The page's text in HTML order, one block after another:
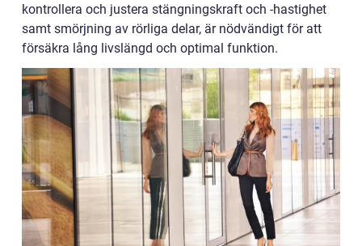
kontrollera och justera stängningskraft och -hastighet
samt smörjning av rörliga delar, är nödvändigt för att
försäkra lång livslängd och optimal funktion.